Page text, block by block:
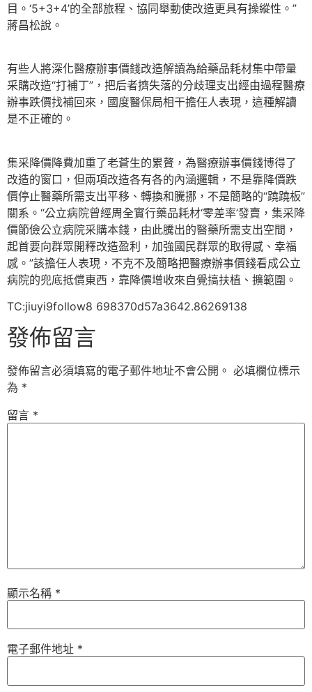
目。‘5+3+4’的全部旅程、協同舉動使改造更具有操縱性。”
蔣昌松說。
有些人將深化醫療辦事價錢改造解讀為給藥品耗材集中帶量
采購改造“打補丁”，把后者擠失落的分歧理支出經由過程醫療
辦事跌價找補回來，國度醫保局相干擔任人表現，這種解讀
是不正確的。
集采降價降費加重了老蒼生的累贅，為醫療辦事價錢博得了
改造的窗口，但兩項改造各有各的內涵邏輯，不是靠降價跌
價停止醫藥所需支出平移、轉換和騰挪，不是簡略的“蹺蹺板”
關系。“公立病院曾經周全實行藥品耗材‘零差率’發賣，集采降
價節儉公立病院采購本錢，由此騰出的醫藥所需支出空間，
起首要向群眾開釋改造盈利，加強國民群眾的取得感、幸福
感。”該擔任人表現，不克不及簡略把醫療辦事價錢看成公立
病院的兜底抵償東西，靠降價增收來自覺搞扶植、擴範圍。
TC:jiuyi9follow8 698370d57a3642.86269138
發佈留言
發佈留言必須填寫的電子郵件地址不會公開。 必填欄位標示
為 *
留言 *
顯示名稱 *
電子郵件地址 *